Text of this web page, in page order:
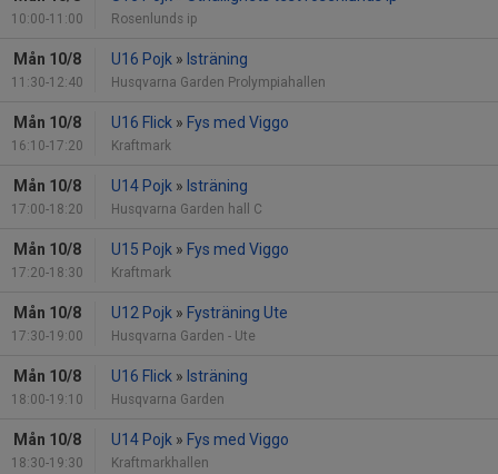
10:00-11:00 Rosenlunds ip
Mån 10/8
11:30-12:40
U16 Pojk » Isträning
Husqvarna Garden Prolympiahallen
Mån 10/8
16:10-17:20
U16 Flick » Fys med Viggo
Kraftmark
Mån 10/8
17:00-18:20
U14 Pojk » Isträning
Husqvarna Garden hall C
Mån 10/8
17:20-18:30
U15 Pojk » Fys med Viggo
Kraftmark
Mån 10/8
17:30-19:00
U12 Pojk » Fysträning Ute
Husqvarna Garden - Ute
Mån 10/8
18:00-19:10
U16 Flick » Isträning
Husqvarna Garden
Mån 10/8
18:30-19:30
U14 Pojk » Fys med Viggo
Kraftmarkhallen